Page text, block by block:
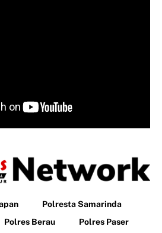
Polresta Samarinda
Polres Berau Polres Paser